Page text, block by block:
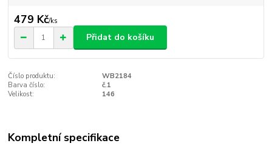
479 Kč/ks
Přidat do košíku
Číslo produktu:
WB2184
Barva číslo:
č.1
Velikost:
146
Kompletní specifikace